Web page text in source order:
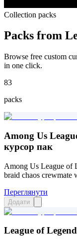
Collection packs
Packs from
Browse free custom
in one click.
83
packs
Among Us
курсор пак
Among Us League of
braid chaos crewmate
Переглянути
Додати
League of